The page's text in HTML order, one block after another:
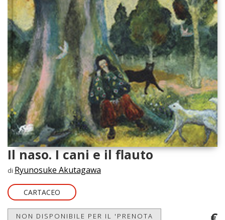
Il naso. I cani e il flauto
di Ryunosuke Akutagawa
CARTACEO
NON DISPONIBILE PER IL 'PRENOTA